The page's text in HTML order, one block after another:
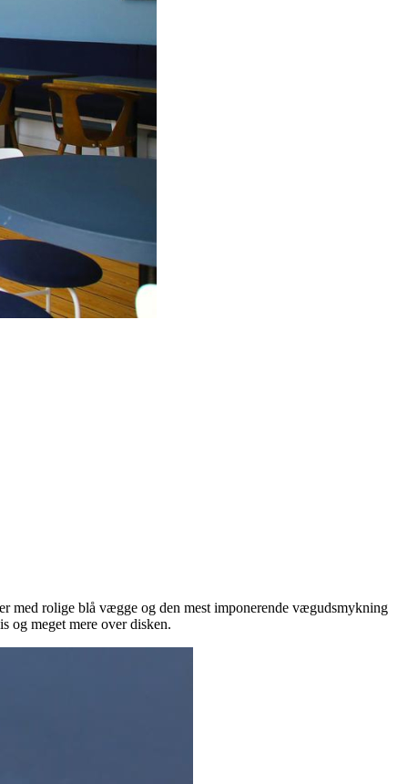
med rolige blå vægge og den mest imponerende vægudsmykning
og meget mere over disken.